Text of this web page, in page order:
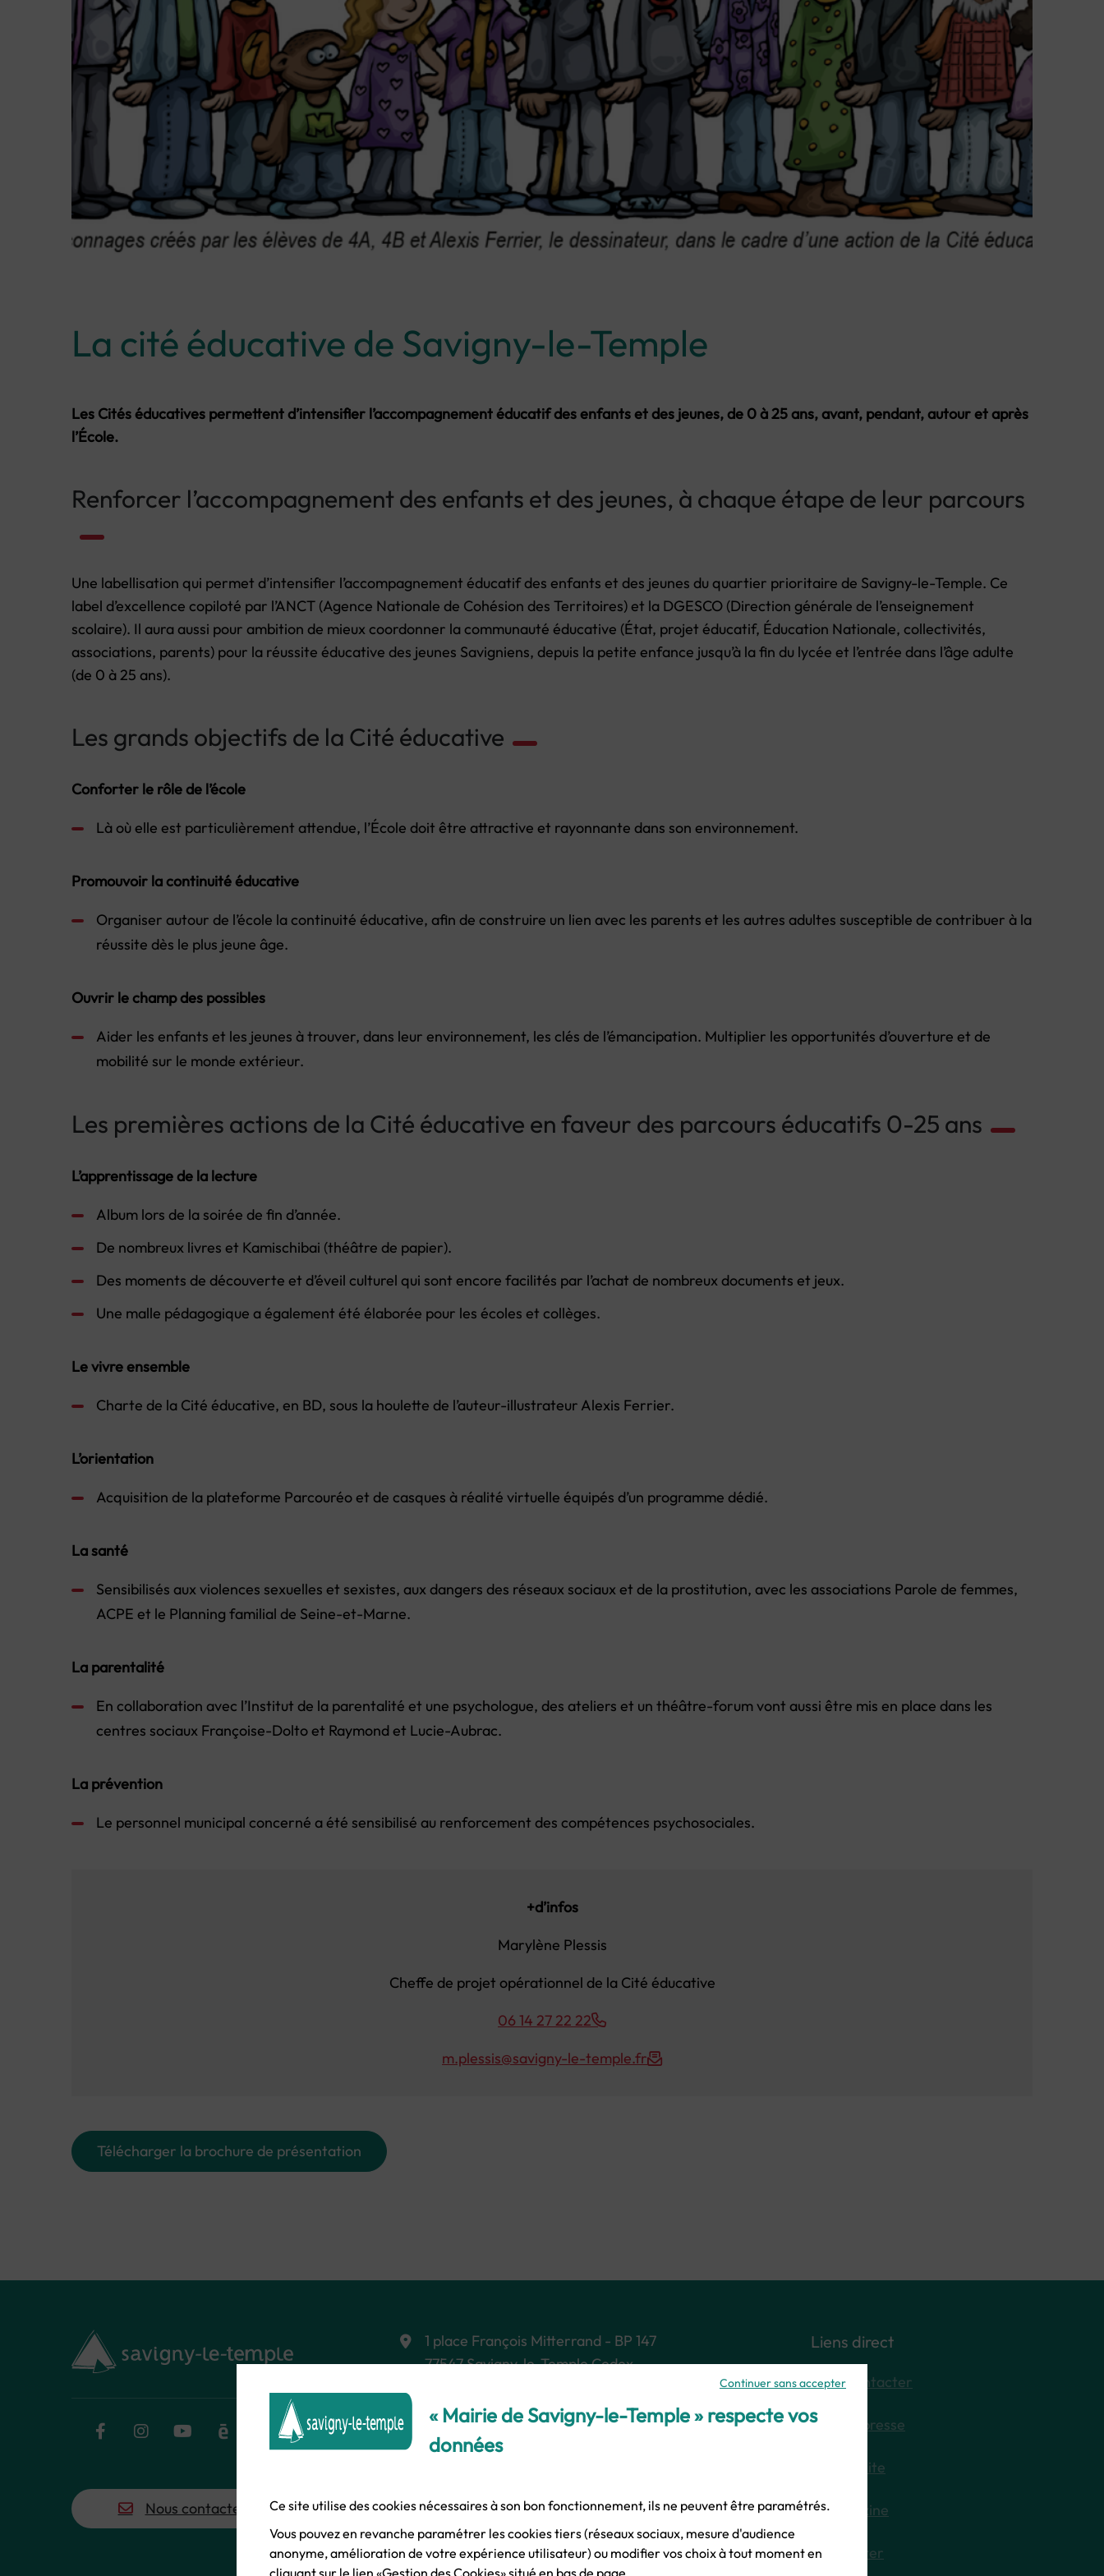
La cité éducative de Savigny-le-Temple
Les Cités éducatives permettent d’intensifier l’accompagnement éducatif des enfants et des jeunes, de 0 à 25 ans, avant, pendant, autour et après
l’École.
Renforcer l’accompagnement des enfants et des jeunes, à chaque étape de leur parcours
Une labellisation qui permet d’intensifier l’accompagnement éducatif des enfants et des jeunes du quartier prioritaire de Savigny-le-Temple. Ce
label d’excellence copiloté par l’ANCT (Agence Nationale de Cohésion des Territoires) et la DGESCO (Direction générale de l’enseignement
scolaire). Il aura aussi pour ambition de mieux coordonner la communauté éducative (État, projet éducatif, Éducation Nationale, collectivités,
associations, parents) pour la réussite éducative des jeunes Savigniens, depuis la petite enfance jusqu’à la fin du lycée et l’entrée dans l’âge adulte
(de 0 à 25 ans).
Les grands objectifs de la Cité éducative
Conforter le rôle de l’école
Là où elle est particulièrement attendue, l’École doit être attractive et rayonnante dans son environnement.
Promouvoir la continuité éducative
Organiser autour de l’école la continuité éducative, afin de construire un lien avec les parents et les autres adultes susceptible de contribuer à la
réussite dès le plus jeune âge.
Ouvrir le champ des possibles
Aider les enfants et les jeunes à trouver, dans leur environnement, les clés de l’émancipation. Multiplier les opportunités d’ouverture et de
mobilité sur le monde extérieur.
Les premières actions de la Cité éducative en faveur des parcours éducatifs 0-25 ans
L’apprentissage de la lecture
Album lors de la soirée de fin d’année.
De nombreux livres et Kamischibai (théâtre de papier).
Des moments de découverte et d’éveil culturel qui sont encore facilités par l’achat de nombreux documents et jeux.
Une malle pédagogique a également été élaborée pour les écoles et collèges.
Le vivre ensemble
Charte de la Cité éducative, en BD, sous la houlette de l’auteur-illustrateur Alexis Ferrier.
L’orientation
Acquisition de la plateforme Parcouréo et de casques à réalité virtuelle équipés d’un programme dédié.
La santé
Sensibilisés aux violences sexuelles et sexistes, aux dangers des réseaux sociaux et de la prostitution, avec les associations Parole de femmes,
ACPE et le Planning familial de Seine-et-Marne.
La parentalité
En collaboration avec l’Institut de la parentalité et une psychologue, des ateliers et un théâtre-forum vont aussi être mis en place dans les
centres sociaux Françoise-Dolto et Raymond et Lucie-Aubrac.
La prévention
Le personnel municipal concerné a été sensibilisé au renforcement des compétences psychosociales.
+d’infos
Marylène Plessis
Cheffe de projet opérationnel de la Cité éducative
06 14 27 22 22
m.plessis@savigny-le-temple.fr
Télécharger la brochure de présentation
FacebookInstagramYouTubeCalaméoFlux RSS
Nous contacter
1 place François Mitterrand - BP 147
77547 Savigny-le-Temple Cedex
Le lundi, mardi, mercredi, vendredi :
8h45 - 12h15 et 13h30 - 17h00
Le jeudi :10H30 - 12h15 et 13h30 -
Liens direct
Nous contacter
Espace presse
Plan du site
E-magazine
Newsletter
Continuer sans accepter
« Mairie de Savigny-le-Temple » respecte vos
données
Ce site utilise des cookies nécessaires à son bon fonctionnement, ils ne peuvent être paramétrés.
Vous pouvez en revanche paramétrer les cookies tiers (réseaux sociaux, mesure d'audience
anonyme, amélioration de votre expérience utilisateur) ou modifier vos choix à tout moment en
cliquant sur le lien «Gestion des Cookies» situé en bas de page.